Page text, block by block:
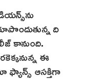
ది
కానుంది.
ఈ
ఫ్యాన్స్ ఆసక్తిగా